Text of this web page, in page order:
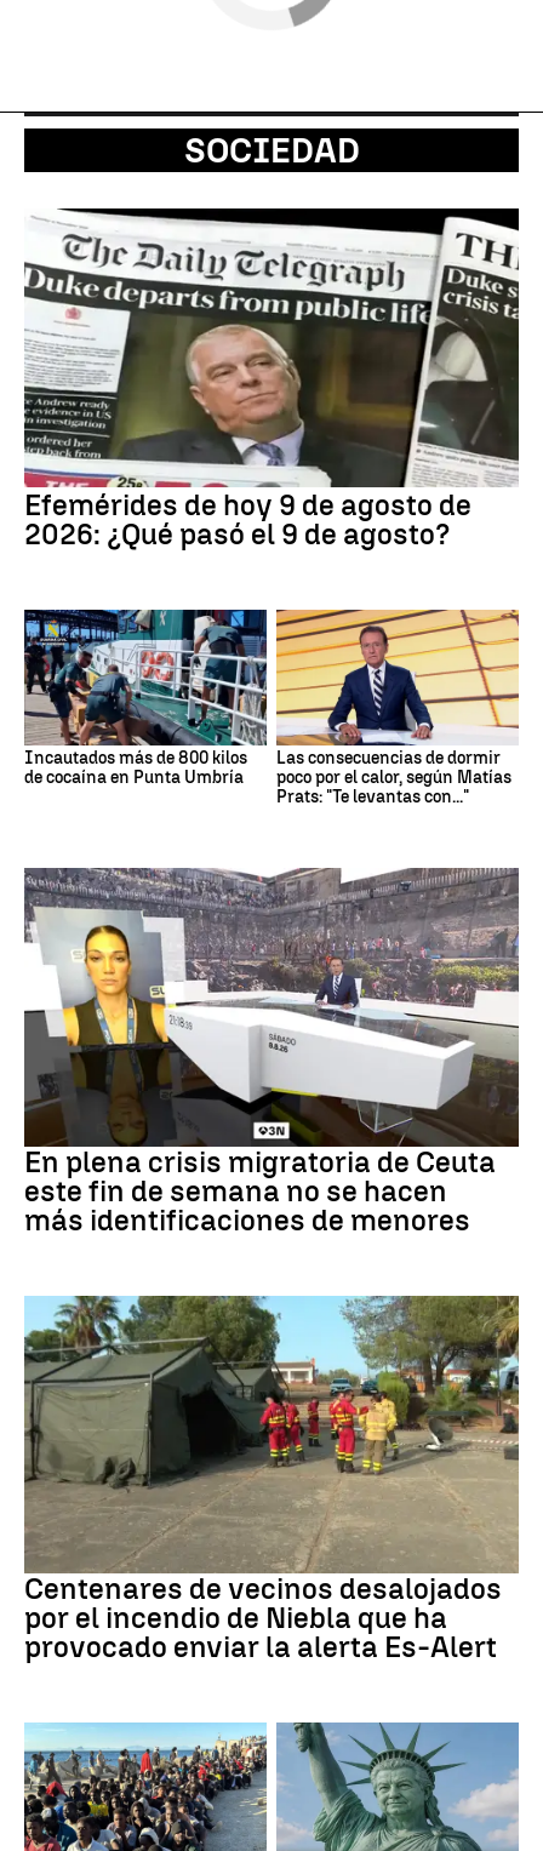
SOCIEDAD
Efemérides de hoy 9 de agosto de
2026: ¿Qué pasó el 9 de agosto?
Incautados más de 800 kilos
de cocaína en Punta Umbría
Las consecuencias de dormir
poco por el calor, según Matías
Prats: "Te levantas con..."
Crisis en Ceuta
En plena crisis migratoria de Ceuta
este fin de semana no se hacen
más identificaciones de menores
Incendio
Centenares de vecinos desalojados
por el incendio de Niebla que ha
provocado enviar la alerta Es-Alert
CRISIS MIGRATORIA MEMES